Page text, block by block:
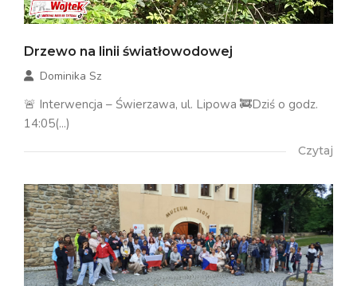
Drzewo na linii światłowodowej
Dominika Sz
🚨 Interwencja – Świerzawa, ul. Lipowa 🚒Dziś o godz.
14:05(...)
Czytaj